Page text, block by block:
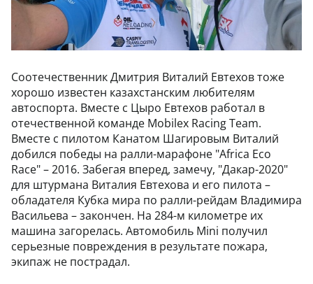
Соотечественник Дмитрия Виталий Евтехов тоже
хорошо известен казахстанским любителям
автоспорта. Вместе с Цыро Евтехов работал в
отечественной команде Mobilex Racing Team.
Вместе с пилотом Канатом Шагировым Виталий
добился победы на ралли-марафоне "Africa Eco
Race" – 2016. Забегая вперед, замечу, "Дакар-2020"
для штурмана Виталия Евтехова и его пилота –
обладателя Кубка мира по ралли-рейдам Владимира
Васильева – закончен. На 284-м километре их
машина загорелась. Автомобиль Mini получил
серьезные повреждения в результате пожара,
экипаж не пострадал.